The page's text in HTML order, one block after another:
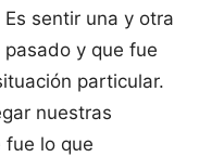
sentir una y otra
y que fue
particular.
nuestras
fue lo que